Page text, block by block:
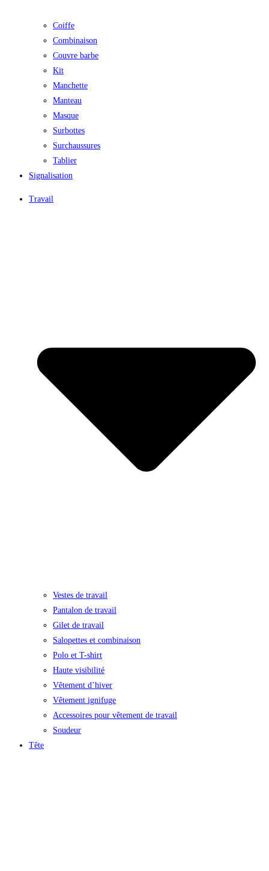
Coiffe
Combinaison
Couvre barbe
Kit
Manchette
Manteau
Masque
Surbottes
Surchaussures
Tablier
Signalisation
Travail
Vestes de travail
Pantalon de travail
Gilet de travail
Salopettes et combinaison
Polo et T-shirt
Haute visibilité
Vêtement d’hiver
Vêtement ignifuge
Accessoires pour vêtement de travail
Soudeur
Tête